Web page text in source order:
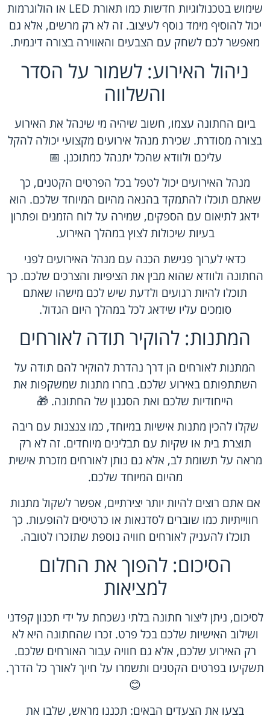
שימוש בטכנולוגיות חדשות כמו תאורת LED או הולוגרמות
יכול להוסיף מימד נוסף לעיצוב. זה לא רק מרשים, אלא גם
מאפשר לכם לשחק עם הצבעים והאווירה בצורה דינמית.
ניהול האירוע: לשמור על הסדר
והשלווה
ביום החתונה עצמו, חשוב שיהיה מי שינהל את האירוע
בצורה מסודרת. שכירת מנהל אירועים מקצועי יכולה להקל
עליכם ולוודא שהכל יתנהל כמתוכנן. 📅
מנהל האירועים יכול לטפל בכל הפרטים הקטנים, כך
שאתם תוכלו להתמקד בהנאה מהיום המיוחד שלכם. הוא
ידאג לתיאום עם הספקים, שמירה על לוח הזמנים ופתרון
בעיות שיכולות לצוץ במהלך האירוע.
כדאי לערוך פגישת הכנה עם מנהל האירועים לפני
החתונה ולוודא שהוא מבין את הציפיות והצרכים שלכם. כך
תוכלו להיות רגועים ולדעת שיש לכם מישהו שאתם
סומכים עליו שידאג לכל במהלך היום הגדול.
המתנות: להוקיר תודה לאורחים
המתנות לאורחים הן דרך נהדרת להוקיר להם תודה על
השתתפותם באירוע שלכם. בחרו מתנות שמשקפות את
הייחודיות שלכם ואת הסגנון של החתונה. 🎁
שקלו להכין מתנות אישיות במיוחד, כמו צנצנות עם ריבה
תוצרת בית או שקיות עם תבלינים מיוחדים. זה לא רק
מראה על תשומת לב, אלא גם נותן לאורחים מזכרת אישית
מהיום המיוחד שלכם.
אם אתם רוצים להיות יותר יצירתיים, אפשר לשקול מתנות
חווייתיות כמו שוברים לסדנאות או כרטיסים להופעות. כך
תוכלו להעניק לאורחים חוויה נוספת שתזכרו לטובה.
הסיכום: להפוך את החלום
למציאות
לסיכום, ניתן ליצור חתונה בלתי נשכחת על ידי תכנון קפדני
ושילוב האישיות שלכם בכל פרט. זכרו שהחתונה היא לא
רק האירוע שלכם, אלא גם חוויה עבור האורחים שלכם.
תשקיעו בפרטים הקטנים ותשמרו על חיוך לאורך כל הדרך.
😊
בצעו את הצעדים הבאים: תכננו מראש, שלבו את